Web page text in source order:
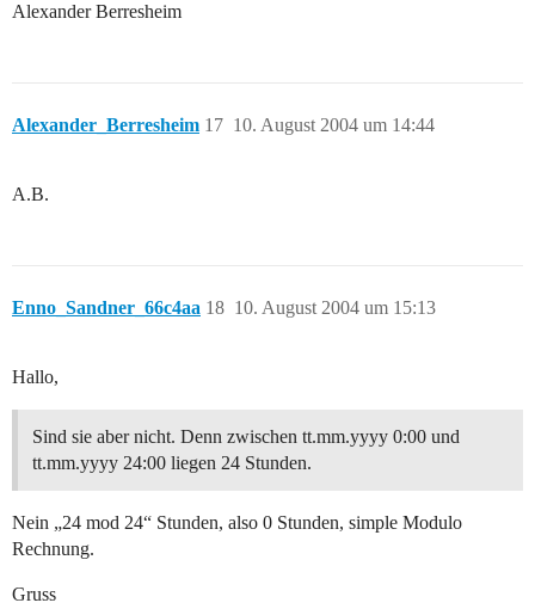
Alexander Berresheim
Alexander_Berresheim 10. August 2004 um 14:44
17
A.B.
Enno_Sandner_66c4aa 10. August 2004 um 15:13
18
Hallo,
Sind sie aber nicht. Denn zwischen tt.mm.yyyy 0:00 und
tt.mm.yyyy 24:00 liegen 24 Stunden.
Nein „24 mod 24“ Stunden, also 0 Stunden, simple Modulo
Rechnung.
Gruss